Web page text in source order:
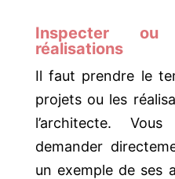
Inspecter ou
réalisations
Il faut prendre le
projets ou les
l’architecte.
demander
un exemple de ses